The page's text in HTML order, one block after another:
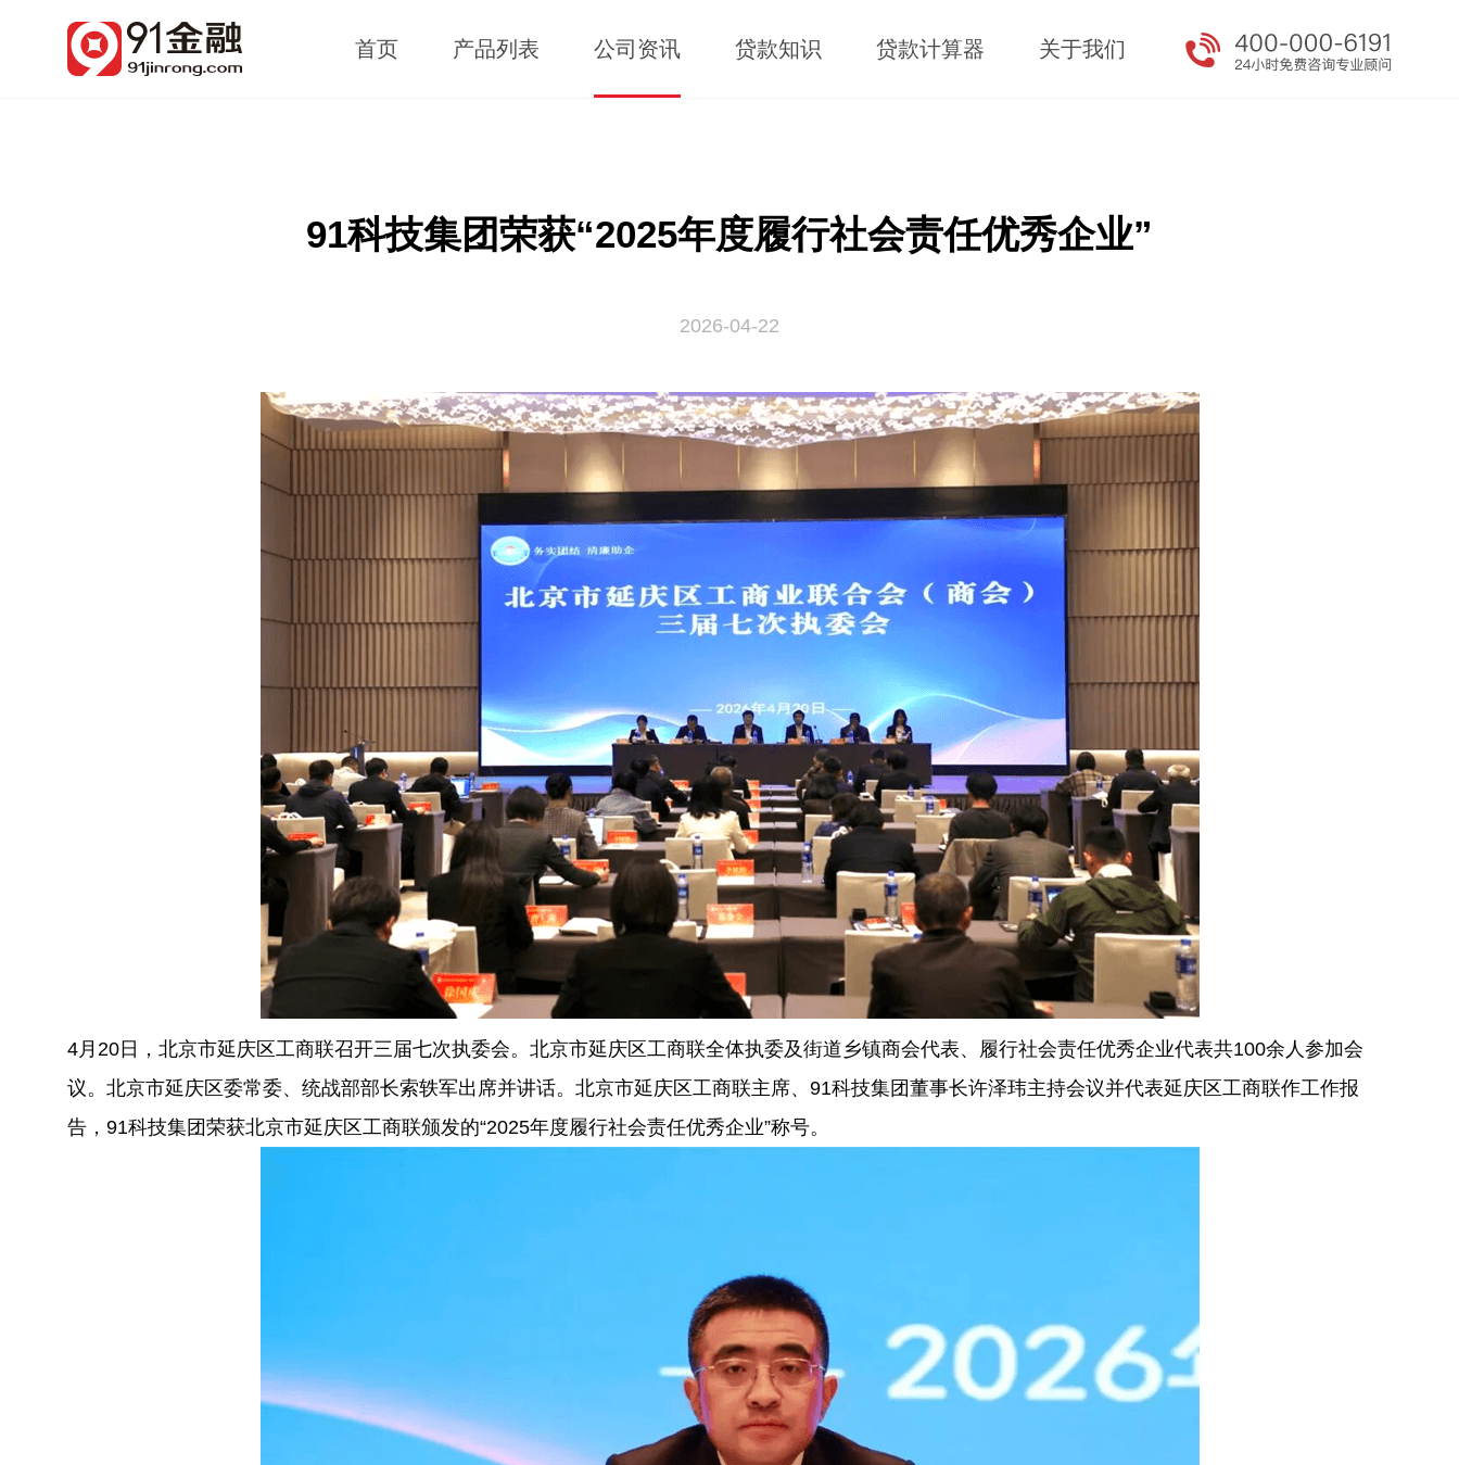
首页 产品列表 公司资讯 贷款知识 贷款计算器 关于我们
91科技集团荣获“2025年度履行社会责任优秀企业”
2026-04-22
4月20日，北京市延庆区工商联召开三届七次执委会。北京市延庆区工商联全体执委及街道乡镇商会代表、履行社会责任优秀企业代表共100余人参加会
议。北京市延庆区委常委、统战部部长索轶军出席并讲话。北京市延庆区工商联主席、91科技集团董事长许泽玮主持会议并代表延庆区工商联作工作报
告，91科技集团荣获北京市延庆区工商联颁发的“2025年度履行社会责任优秀企业”称号。